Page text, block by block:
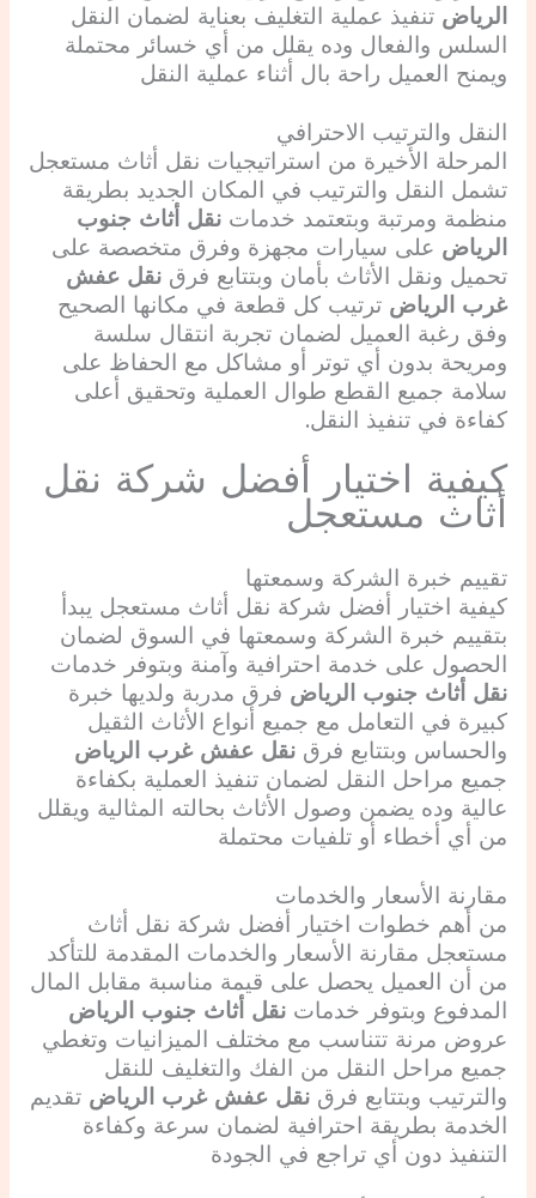
الرياض تنفيذ عملية التغليف بعناية لضمان النقل
السلس والفعال وده يقلل من أي خسائر محتملة
ويمنح العميل راحة بال أثناء عملية النقل
النقل والترتيب الاحترافي
المرحلة الأخيرة من استراتيجيات نقل أثاث مستعجل
تشمل النقل والترتيب في المكان الجديد بطريقة
منظمة ومرتبة وبتعتمد خدمات نقل أثاث جنوب
الرياض على سيارات مجهزة وفرق متخصصة على
تحميل ونقل الأثاث بأمان وبتتابع فرق نقل عفش
غرب الرياض ترتيب كل قطعة في مكانها الصحيح
وفق رغبة العميل لضمان تجربة انتقال سلسة
ومريحة بدون أي توتر أو مشاكل مع الحفاظ على
سلامة جميع القطع طوال العملية وتحقيق أعلى
كفاءة في تنفيذ النقل.
كيفية اختيار أفضل شركة نقل
أثاث مستعجل
تقييم خبرة الشركة وسمعتها
كيفية اختيار أفضل شركة نقل أثاث مستعجل يبدأ
بتقييم خبرة الشركة وسمعتها في السوق لضمان
الحصول على خدمة احترافية وآمنة وبتوفر خدمات
نقل أثاث جنوب الرياض فرق مدربة ولديها خبرة
كبيرة في التعامل مع جميع أنواع الأثاث الثقيل
والحساس وبتتابع فرق نقل عفش غرب الرياض
جميع مراحل النقل لضمان تنفيذ العملية بكفاءة
عالية وده يضمن وصول الأثاث بحالته المثالية ويقلل
من أي أخطاء أو تلفيات محتملة
مقارنة الأسعار والخدمات
من أهم خطوات اختيار أفضل شركة نقل أثاث
مستعجل مقارنة الأسعار والخدمات المقدمة للتأكد
من أن العميل يحصل على قيمة مناسبة مقابل المال
المدفوع وبتوفر خدمات نقل أثاث جنوب الرياض
عروض مرنة تتناسب مع مختلف الميزانيات وتغطي
جميع مراحل النقل من الفك والتغليف للنقل
والترتيب وبتتابع فرق نقل عفش غرب الرياض تقديم
الخدمة بطريقة احترافية لضمان سرعة وكفاءة
التنفيذ دون أي تراجع في الجودة